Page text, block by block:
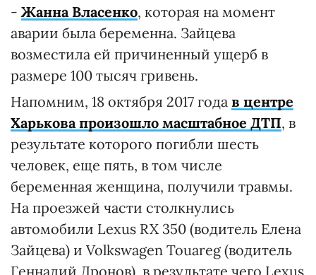
- Жанна Власенко, которая на момент
аварии была беременна. Зайцева
возместила ей причиненный ущерб в
размере 100 тысяч гривень.
Напомним, 18 октября 2017 года в центре
Харькова произошло масштабное ДТП, в
результате которого погибли шесть
человек, еще пять, в том числе
беременная женщина, получили травмы.
На проезжей части столкнулись
автомобили Lexus RX 350 (водитель Елена
Зайцева) и Volkswagen Touareg (водитель
Геннадий Дронов), в результате чего Lexus